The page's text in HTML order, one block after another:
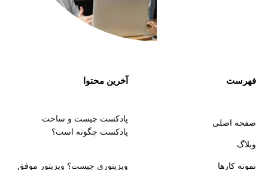
فهرست
صفحه اصلی
وبلاگ
نمونه کارها
آخرین محتوا
پادکست چیست و ساخت
پادکست چگونه است؟
ویزیتوری چیست؟ ویزیتور موفق